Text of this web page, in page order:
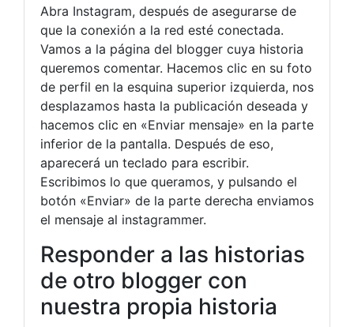
Abra Instagram, después de asegurarse de
que la conexión a la red esté conectada.
Vamos a la página del blogger cuya historia
queremos comentar. Hacemos clic en su foto
de perfil en la esquina superior izquierda, nos
desplazamos hasta la publicación deseada y
hacemos clic en «Enviar mensaje» en la parte
inferior de la pantalla. Después de eso,
aparecerá un teclado para escribir.
Escribimos lo que queramos, y pulsando el
botón «Enviar» de la parte derecha enviamos
el mensaje al instagrammer.
Responder a las historias
de otro blogger con
nuestra propia historia